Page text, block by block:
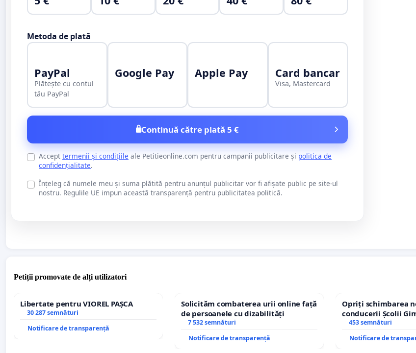
Metoda de plată
PayPal
Plătește cu contul
tău PayPal
Google Pay Apple Pay Card bancar
Visa, Mastercard
Continuă către plată 5 €
Accept termenii și condițiile ale Petitieonline.com pentru campanii publicitare și politica de
confidențialitate.
Înțeleg că numele meu și suma plătită pentru anunțul publicitar vor fi afișate public pe site-ul
nostru. Regulile UE impun această transparență pentru publicitatea politică.
Petiții promovate de alți utilizatori
Libertate pentru VIOREL PAȘCA
30 287 semnături
Notificare de transparență
Solicităm combaterea urii online față
de persoanele cu dizabilități
7 532 semnături
Notificare de transparență
Opriți schimbarea
conducerii Școlii
453 semnături
Notificare de